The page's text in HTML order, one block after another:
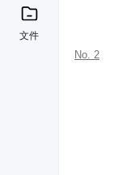
文件
刊期
2008
No. 2